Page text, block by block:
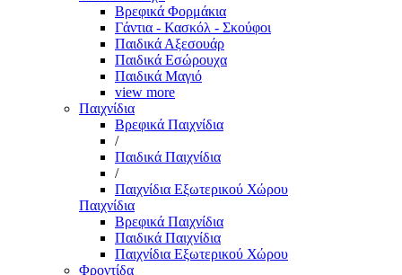
Βρεφικά Φορμάκια
Γάντια - Κασκόλ - Σκούφοι
Παιδικά Αξεσουάρ
Παιδικά Εσώρουχα
Παιδικά Μαγιό
view more
Παιχνίδια
Βρεφικά Παιχνίδια
/
Παιδικά Παιχνίδια
/
Παιχνίδια Εξωτερικού Χώρου
Παιχνίδια
Βρεφικά Παιχνίδια
Παιδικά Παιχνίδια
Παιχνίδια Εξωτερικού Χώρου
Φροντίδα